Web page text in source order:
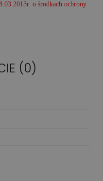
o środkach ochrony
(0)